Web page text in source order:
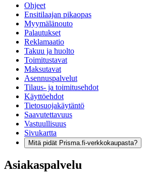
Ohjeet
Ensitilaajan pikaopas
Myymälänouto
Palautukset
Reklamaatio
Takuu ja huolto
Toimitustavat
Maksutavat
Asennuspalvelut
Tilaus- ja toimitusehdot
Käyttöehdot
Tietosuojakäytäntö
Saavutettavuus
Vastuullisuus
Sivukartta
Mitä pidät Prisma.fi-verkkokaupasta?
Asiakaspalvelu